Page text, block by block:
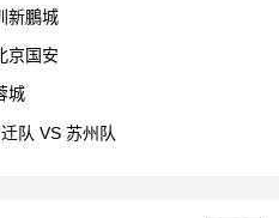
新鵬城
京国安
城
队 VS 苏州队